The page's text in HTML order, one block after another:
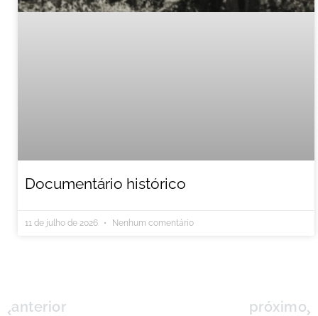
Documentário histórico
11 de julho de 2026 Nenhum comentário
anterior próximo